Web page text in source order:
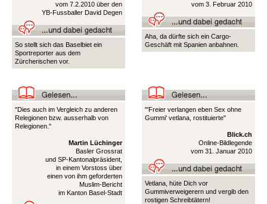
vom 7.2.2010 über den
YB-Fussballer David Degen
So stellt sich das Baselbiet ein
Sportreporter aus dem
Zürcherischen vor.
vom 3. Februar 2010
Aha, da dürfte sich ein Cargo-
Geschäft mit Spanien anbahnen.
"Dies auch im Vergleich zu anderen
Relegionen bzw. ausserhalb von
Relegionen."
Martin Lüchinger
Basler Grossrat
und SP-Kantonalpräsident,
in einem Vorstoss über
einen von ihm geforderten
Muslim-Bericht
im Kanton Basel-Stadt
"'Freier verlangen eben Sex ohne
Gummi' vetlana, rostituierte"
Blick.ch
Online-Bildlegende
vom 31. Januar 2010
Vetlana, hüte Dich vor
Gummiverweigerern und vergib den
rostigen Schreibtätern!